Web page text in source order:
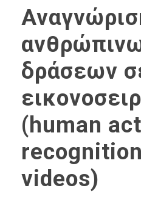
δράσεων
(human
videos)